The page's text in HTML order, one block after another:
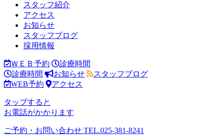
スタッフ紹介
アクセス
お知らせ
スタッフブログ
採用情報
ＷＥＢ予約
診療時間
診療時間
お知らせ
スタッフブログ
WEB予約
アクセス
タップすると
お電話がかかります
ご予約・お問い合わせ TEL.025-381-8241